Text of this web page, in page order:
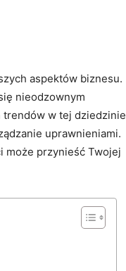
aspektów biznesu.
⁤nieodzownym
w tej dziedzinie
uprawnieniami.
może przynieść ‌Twojej